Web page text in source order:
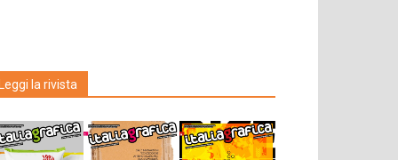
la rivista